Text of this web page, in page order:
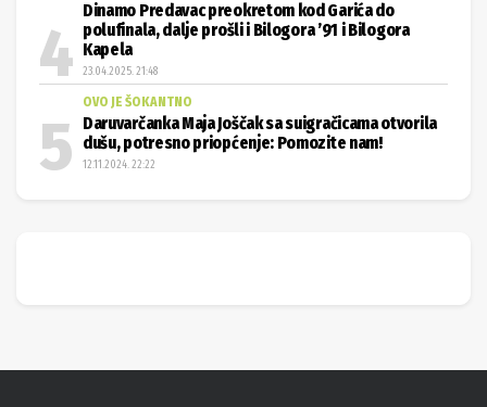
Dinamo Predavac preokretom kod Garića do
polufinala, dalje prošli i Bilogora ’91 i Bilogora
Kapela
23.04.2025. 21:48
OVO JE ŠOKANTNO
Daruvarčanka Maja Joščak sa suigračicama otvorila
dušu, potresno priopćenje: Pomozite nam!
12.11.2024. 22:22